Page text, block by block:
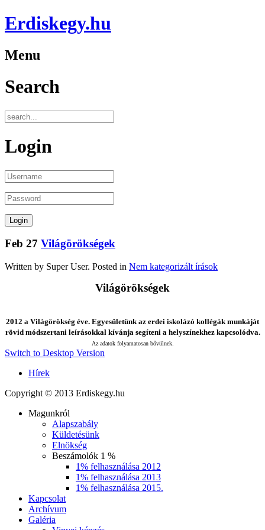
Erdiskegy.hu
Menu
Search
Login
Feb 27 Világörökségek
Written by Super User. Posted in Nem kategorizált írások
Világörökségek
2012 a Világörökség éve. Egyesületünk az erdei iskolázó kollégák munkáját
rövid módszertani leírásokkal kívánja segíteni a helyszínekhez kapcsolódva.
Az adatok folyamatosan bővülnek.
Switch to Desktop Version
Hírek
Copyright © 2013 Erdiskegy.hu
Magunkról
Alapszabály
Küldetésünk
Elnökség
Beszámolók 1 %
1% felhasználása 2012
1% felhasználása 2013
1% felhasználása 2015.
Kapcsolat
Archívum
Galéria